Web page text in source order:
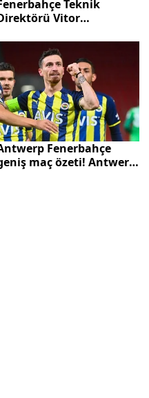
Teknik
Vitor
yorumu: Bahane
üretmek istemiyorum
Fenerbahçe
maç özeti! Antwerp